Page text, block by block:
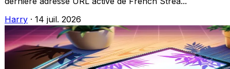
Harry · 14 juil. 2026